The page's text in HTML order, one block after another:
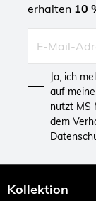
erhalten 10
Ja, ich
auf
nutzt MS
dem
Kollektion